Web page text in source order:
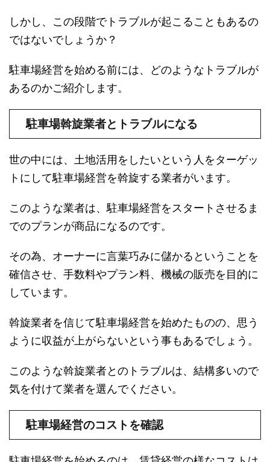
しかし、この段階でトラブルが起こることもあるの
ではないでしょうか？
駐車場経営を始める前には、どのようなトラブルが
あるのかご紹介します。
駐車場斡旋業者とトラブルになる
世の中には、土地活用をしたいという人をターゲッ
トにして駐車場経営を斡旋する業者がいます。
このような業者は、駐車場経営をスタートさせるま
でのプランが商品になるのです。
その為、オーナーに言葉巧みに儲かるということを
確信させ、手数料やプラン料、機械の販売を目的に
しています。
斡旋業者を信じて駐車場経営を始めたものの、思う
ように収益が上がらないという事もあるでしょう。
このような斡旋業者とのトラブルは、結構多いので
気を付けて業者を選んでください。
駐車場経営のコストを確認